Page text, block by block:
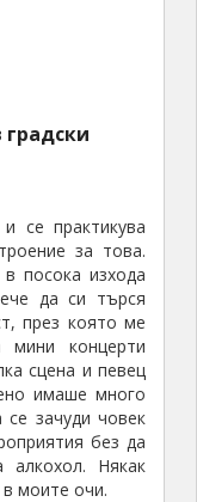
градски
се практикува
за това.
посока изхода
да си търся
през която ме
мини концерти
сцена и певец
имаше много
зачуди човек
без да
алкохол. Някак
моите очи.